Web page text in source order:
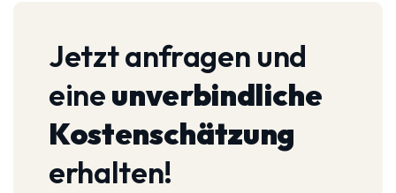
Jetzt anfragen und
eineunverbindliche
Kostenschätzung
erhalten!